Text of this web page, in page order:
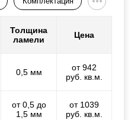
Толщина
ламели
Цена
0,5 мм
от 942
руб. кв.м.
от 0,5 до
1,5 мм
от 1039
руб. кв.м.